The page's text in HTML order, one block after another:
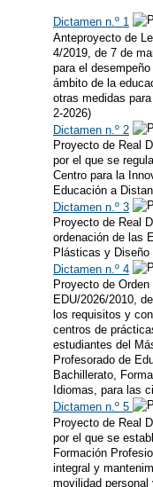
Dictamen n.º 1
Anteproyecto de
4/2019, de 7 de
para el
ámbito de la
otras medidas
2-2026)
Dictamen n.º 2
Proyecto de Real
por el que se
Centro para la
Educación a
Dictamen n.º 3
Proyecto de Real
ordenación de las
Plásticas y Diseño
Dictamen n.º 4
Proyecto de
EDU/2026/2010,
los requisitos y
centros de
estudiantes del
Profesorado de
Bachillerato,
Idiomas, para las
Dictamen n.º 5
Proyecto de Real
por el que se
Formación
integral y
movilidad